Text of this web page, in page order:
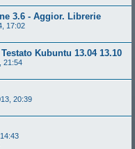
3.6 - Aggior. Librerie
17:02
Kubuntu 13.04 13.10
21:54
20:39